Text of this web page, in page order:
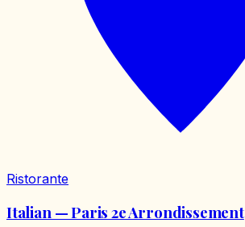
Ristorante
Italian — Paris 2e Arrondissement